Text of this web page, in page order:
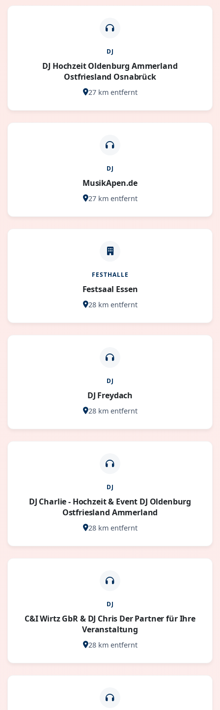
DJ
️DJ Hochzeit Oldenburg Ammerland
Ostfriesland Osnabrück
27 km entfernt
DJ
MusikApen.de
27 km entfernt
FESTHALLE
Festsaal Essen
28 km entfernt
DJ
DJ Freydach
28 km entfernt
DJ
DJ Charlie - Hochzeit & Event DJ Oldenburg
Ostfriesland Ammerland
28 km entfernt
DJ
C&I Wirtz GbR & DJ Chris Der Partner für Ihre
Veranstaltung
28 km entfernt